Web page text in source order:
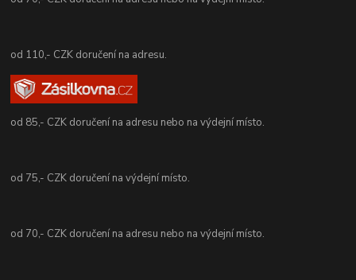
od 110,- CZK doručení na adresu.
od 85,- CZK doručení na adresu nebo na výdejní místo.
od 75,- CZK doručení na výdejní místo.
od 70,- CZK doručení na adresu nebo na výdejní místo.